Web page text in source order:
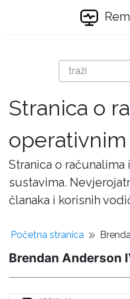
Stranica o
Stranica o
sustavima.
članaka i korisnih
Početna stranica
Brendan Anderson